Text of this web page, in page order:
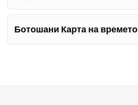
Ботошани Карта на времето